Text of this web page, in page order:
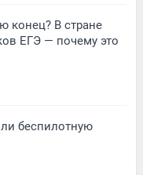
конец? В стране
ЕГЭ — почему это
беспилотную